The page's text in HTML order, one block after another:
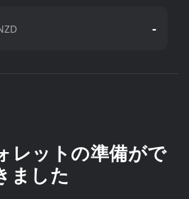
-
レットの準備がで
ました